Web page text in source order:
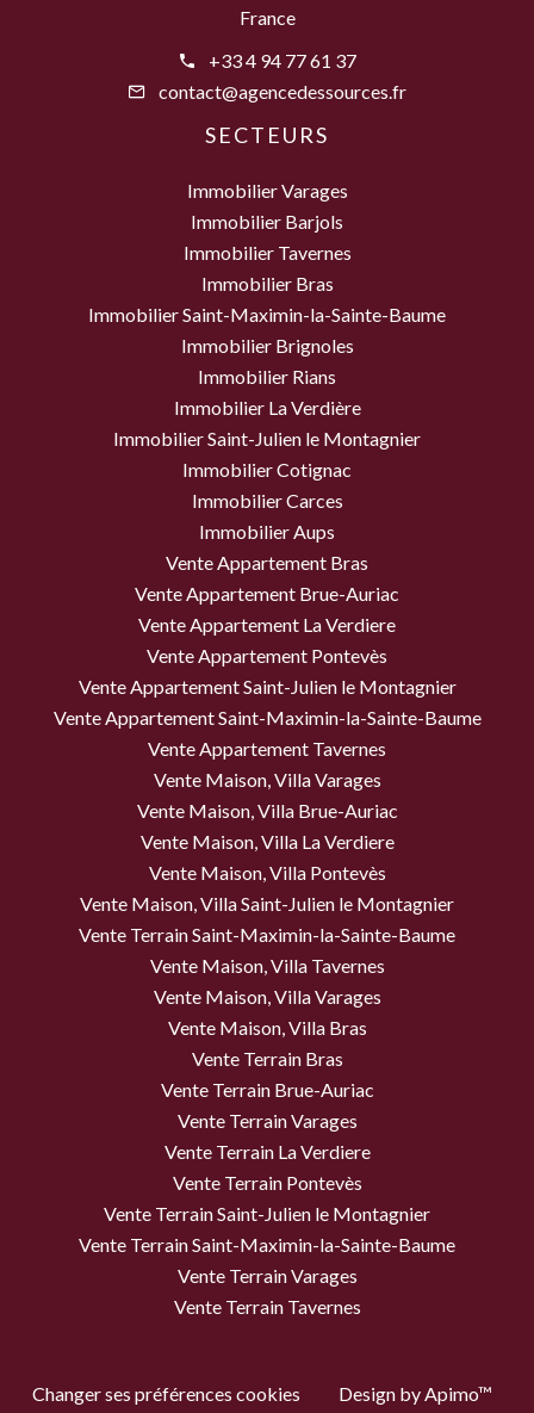
France
+33 4 94 77 61 37
contact@agencedessources.fr
SECTEURS
Immobilier Varages
Immobilier Barjols
Immobilier Tavernes
Immobilier Bras
Immobilier Saint-Maximin-la-Sainte-Baume
Immobilier Brignoles
Immobilier Rians
Immobilier La Verdière
Immobilier Saint-Julien le Montagnier
Immobilier Cotignac
Immobilier Carces
Immobilier Aups
Vente Appartement Bras
Vente Appartement Brue-Auriac
Vente Appartement La Verdiere
Vente Appartement Pontevès
Vente Appartement Saint-Julien le Montagnier
Vente Appartement Saint-Maximin-la-Sainte-Baume
Vente Appartement Tavernes
Vente Maison, Villa Varages
Vente Maison, Villa Brue-Auriac
Vente Maison, Villa La Verdiere
Vente Maison, Villa Pontevès
Vente Maison, Villa Saint-Julien le Montagnier
Vente Terrain Saint-Maximin-la-Sainte-Baume
Vente Maison, Villa Tavernes
Vente Maison, Villa Varages
Vente Maison, Villa Bras
Vente Terrain Bras
Vente Terrain Brue-Auriac
Vente Terrain Varages
Vente Terrain La Verdiere
Vente Terrain Pontevès
Vente Terrain Saint-Julien le Montagnier
Vente Terrain Saint-Maximin-la-Sainte-Baume
Vente Terrain Varages
Vente Terrain Tavernes
Changer ses préférences cookies Design byApimo™